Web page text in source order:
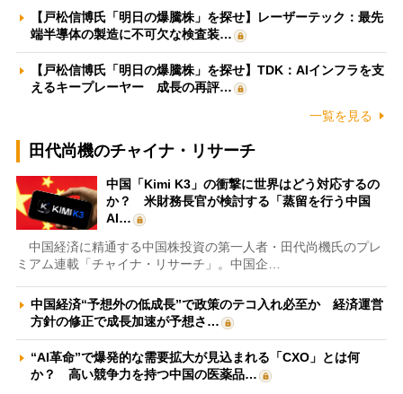
【戸松信博氏「明日の爆騰株」を探せ】レーザーテック：最先
端半導体の製造に不可欠な検査装…
【戸松信博氏「明日の爆騰株」を探せ】TDK：AIインフラを支
えるキープレーヤー 成長の再評…
一覧を見る
田代尚機のチャイナ・リサーチ
中国「Kimi K3」の衝撃に世界はどう対応するの
か？ 米財務長官が検討する「蒸留を行う中国
AI…
中国経済に精通する中国株投資の第一人者・田代尚機氏のプレ
ミアム連載「チャイナ・リサーチ」。中国企…
中国経済“予想外の低成長”で政策のテコ入れ必至か 経済運営
方針の修正で成長加速が予想さ…
“AI革命”で爆発的な需要拡大が見込まれる「CXO」とは何
か？ 高い競争力を持つ中国の医薬品…